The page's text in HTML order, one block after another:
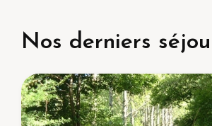
Nos derniers